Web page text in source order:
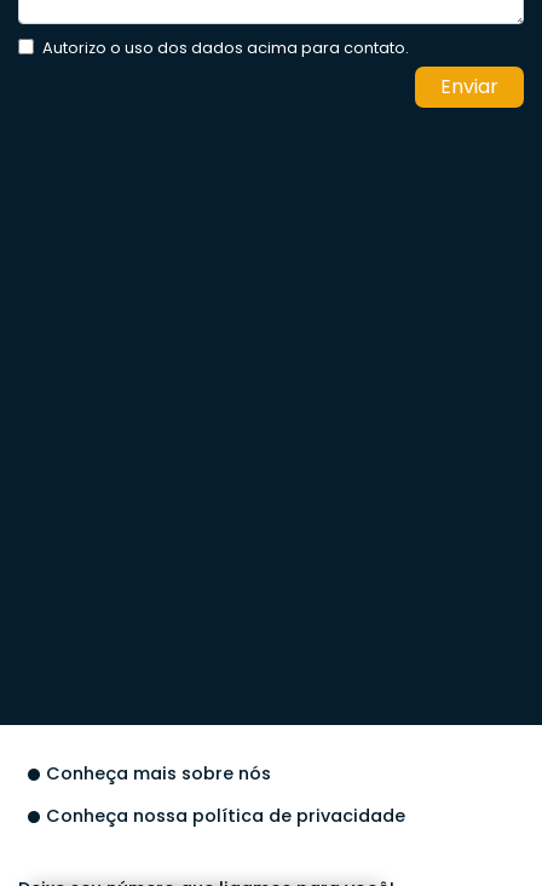
Autorizo o uso dos dados acima para contato.
Enviar
Conheça mais sobre nós
Conheça nossa política de privacidade